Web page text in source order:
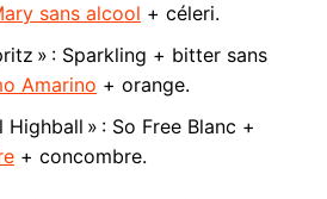
sans alcool + céleri.
» : Sparkling + bitter sans
Amarino + orange.
Highball » : So Free Blanc +
+ concombre.